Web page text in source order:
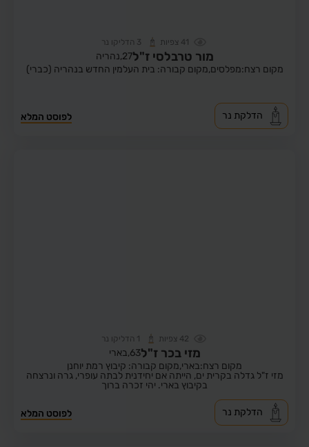
41 צפיות 3 הדליקו נר
מור טרבלסי ז"ל27, נהריה
מקום רצח:מפלסים,מקום קבורה: בית העלמין החדש בנהריה (כברי)
לפוסט המלא הדלקת נר
42 צפיות 1 הדליקו נר
מזי בכר ז"ל63, בארי
מקום רצח:בארי,מקום קבורה: קיבוץ רמת יוחנן
מזי ז"ל גדלה בקרית ים, הייתה אם יחידנית לבתה עופרי, גרה ונרצחה
בקיבוץ בארי. יהי זכרה ברוך
לפוסט המלא הדלקת נר